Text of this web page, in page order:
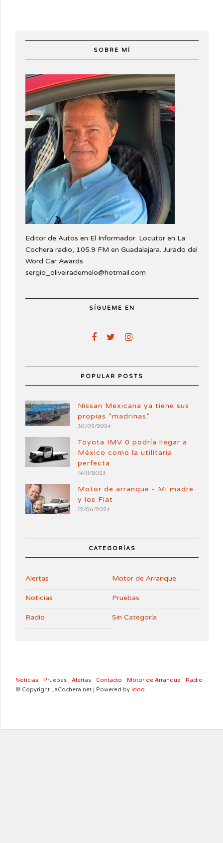
SOBRE MÍ
Editor de Autos en El Informador. Locutor en La
Cochera radio, 105.9 FM en Guadalajara. Jurado del
Word Car Awards
sergio_oliveirademelo@hotmail.com
SÍGUEME EN
POPULAR POSTS
Nissan Mexicana ya tiene sus
propias “madrinas”
30/05/2024
Toyota IMV 0 podría llegar a
México como la utilitaria
perfecta
14/11/2023
Motor de arranque - Mi madre
y los Fiat
12/06/2024
CATEGORÍAS
Alertas Motor de Arranque
Noticias Pruebas
Radio Sin Categoría
Noticias Pruebas Alertas Contacto Motor de Arranque
Radio
© Copyright LaCochera.net | Powered by Idoo